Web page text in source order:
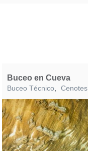
Buceo en Cueva
Buceo Técnico, Cenotes